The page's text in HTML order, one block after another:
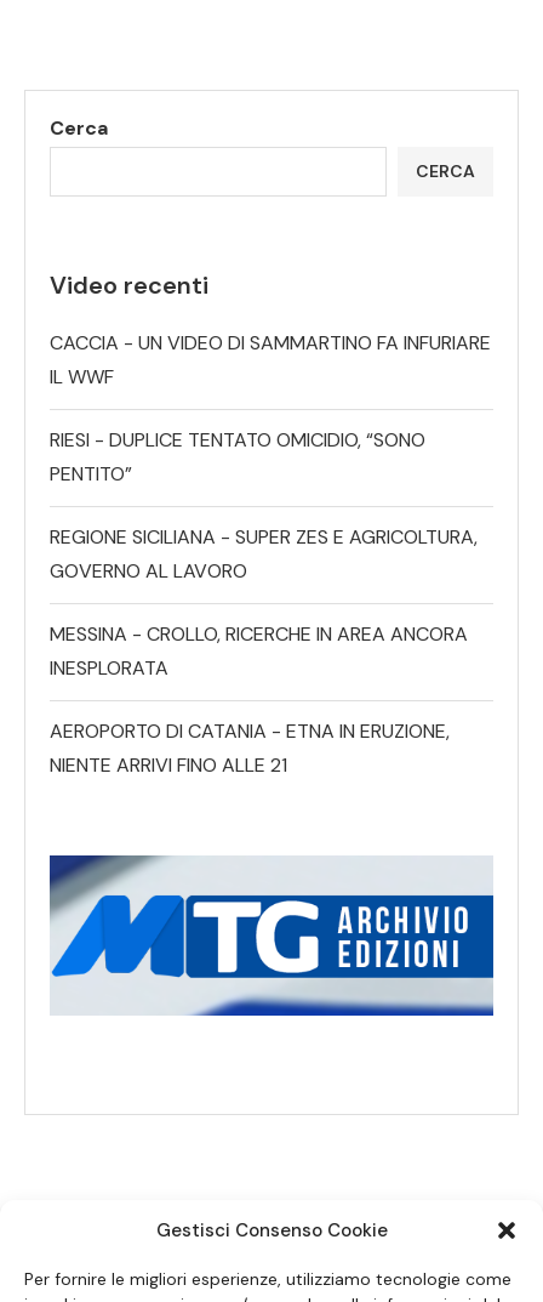
Gestisci Consenso Cookie
Per fornire le migliori esperienze, utilizziamo tecnologie come
Cerca
CERCA
Video recenti
CACCIA - UN VIDEO DI SAMMARTINO FA INFURIARE
IL WWF
RIESI - DUPLICE TENTATO OMICIDIO, “SONO
PENTITO”
REGIONE SICILIANA - SUPER ZES E AGRICOLTURA,
GOVERNO AL LAVORO
MESSINA - CROLLO, RICERCHE IN AREA ANCORA
INESPLORATA
AEROPORTO DI CATANIA - ETNA IN ERUZIONE,
NIENTE ARRIVI FINO ALLE 21
SEGUICI SUI SOCIAL